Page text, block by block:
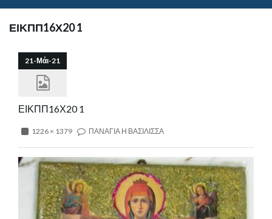
ΕΙΚΠΠ16Χ20 1
21-Μάι-21
ΕΙΚΠΠ16Χ20 1
1226 × 1379 ΠΑΝΑΓΙΑ Η ΒΑΣΙΛΙΣΣΑ